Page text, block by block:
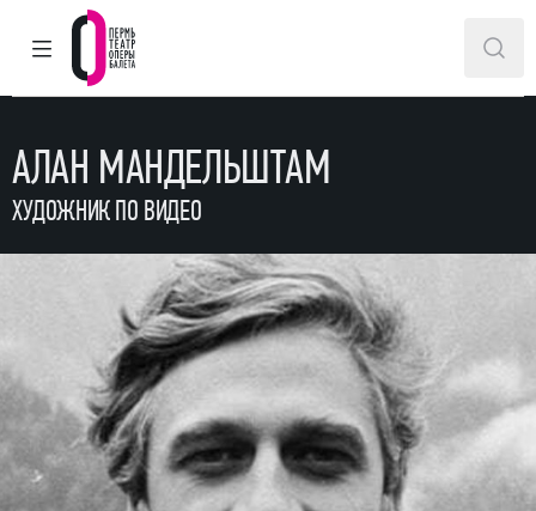
ГЛАВНОЕ МЕНЮ
Пермский театр оперы и балета
АЛАН МАНДЕЛЬШТАМ
ХУДОЖНИК ПО ВИДЕО